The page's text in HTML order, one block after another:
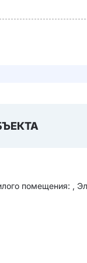
помещения: ,